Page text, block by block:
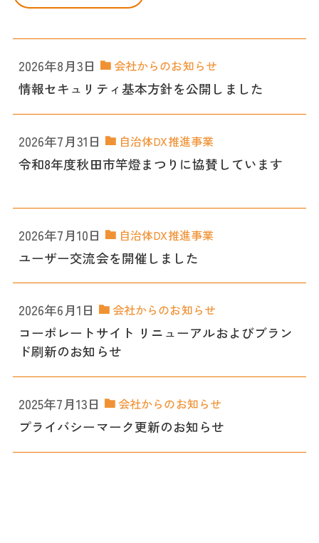
2026年8月3日 会社からのお知らせ
情報セキュリティ基本方針を公開しました
2026年7月31日 自治体DX推進事業
令和8年度秋田市竿燈まつりに協賛しています
2026年7月10日 自治体DX推進事業
ユーザー交流会を開催しました
2026年6月1日 会社からのお知らせ
コーポレートサイト リニューアルおよびブラン
ド刷新のお知らせ
2025年7月13日 会社からのお知らせ
プライバシーマーク更新のお知らせ